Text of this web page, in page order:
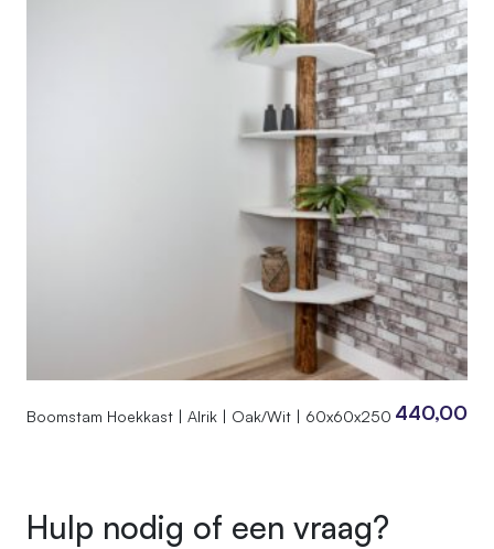
Boomstam Hoekkast | Alrik | Oak/Wit | 60x60x250 440,00
Hulp nodig of een vraag?